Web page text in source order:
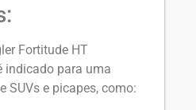
Fortitude HT
indicado para uma
SUVs e picapes, como: